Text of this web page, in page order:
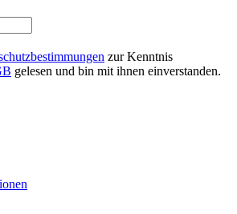
zur Kenntnis
gelesen und bin mit ihnen einverstanden.